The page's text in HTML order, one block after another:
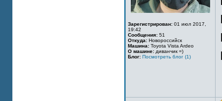
Зарегистрирован: 01 июл 2017,
19:42
Сообщения: 51
Откуда: Новороссийск
Машина: Toyota Vista Ardeo
О машине: диванчик =)
Блог: Посмотреть блог (1)